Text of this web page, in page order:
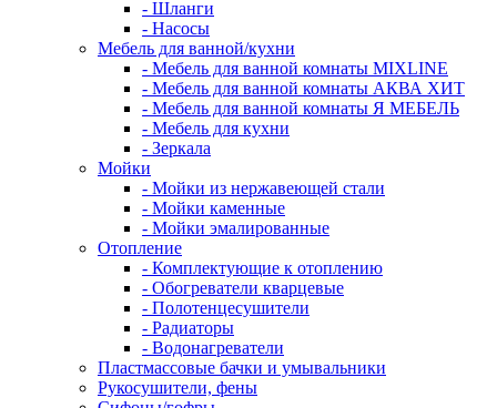
- Шланги
- Насосы
Мебель для ванной/кухни
- Мебель для ванной комнаты MIXLINE
- Мебель для ванной комнаты АКВА ХИТ
- Мебель для ванной комнаты Я МЕБЕЛЬ
- Мебель для кухни
- Зеркала
Мойки
- Мойки из нержавеющей стали
- Мойки каменные
- Мойки эмалированные
Отопление
- Комплектующие к отоплению
- Обогреватели кварцевые
- Полотенцесушители
- Радиаторы
- Водонагреватели
Пластмассовые бачки и умывальники
Рукосушители, фены